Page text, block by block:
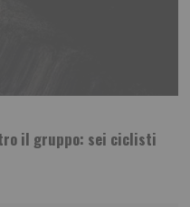
il gruppo: sei ciclisti